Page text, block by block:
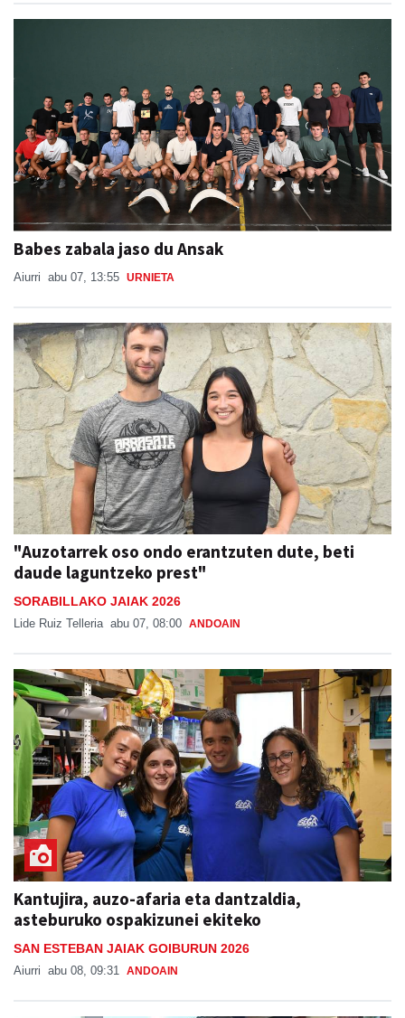
Babes zabala jaso du Ansak
Aiurri abu 07, 13:55 URNIETA
"Auzotarrek oso ondo erantzuten dute, beti
daude laguntzeko prest"
SORABILLAKO JAIAK 2026
Lide Ruiz Telleria abu 07, 08:00 ANDOAIN
Kantujira, auzo-afaria eta dantzaldia,
asteburuko ospakizunei ekiteko
SAN ESTEBAN JAIAK GOIBURUN 2026
Aiurri abu 08, 09:31 ANDOAIN